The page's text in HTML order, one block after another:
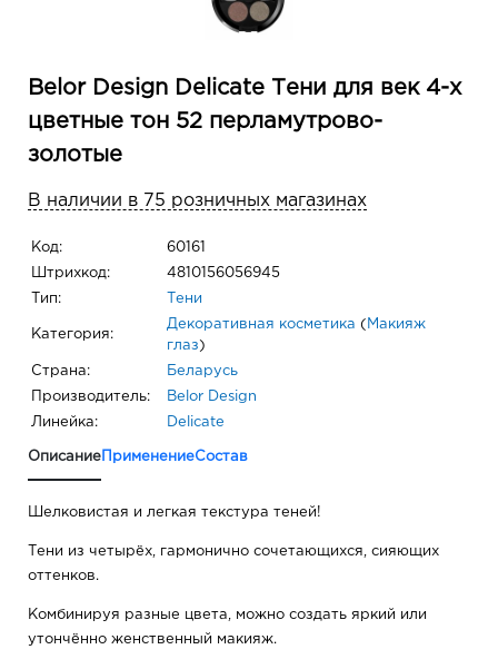
Belor Design Delicate Тени для век 4-х
цветные тон 52 перламутрово-
золотые
В наличии в 75 розничных магазинах
Код: 60161
Штрихкод: 4810156056945
Тип: Тени
Категория:
Декоративная косметика ( Макияж
глаз )
Страна: Беларусь
Производитель: Belor Design
Линейка: Delicate
Описание ПрименениеСостав
Шелковистая и легкая текстура теней!
Тени из четырёх, гармонично сочетающихся, сияющих
оттенков.
Комбинируя разные цвета, можно создать яркий или
утончённо женственный макияж.